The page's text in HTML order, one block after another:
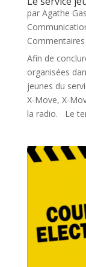
par Agathe
Commentaires
Afin de
organisées
jeunes du
X-Move, X-
la radio. Le